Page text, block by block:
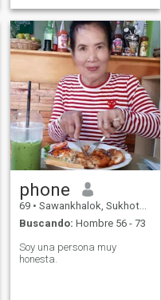
phone
69 • Sawankhalok, Sukhothai, Tailandia
Buscando: Hombre 56 - 73
Soy una persona muy
honesta.